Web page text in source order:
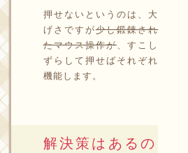
押せないというのは、大
げさですが少し鍛錬され
たマウス操作が、すこし
ずらして押せばそれぞれ
機能します。
解決策はあるの